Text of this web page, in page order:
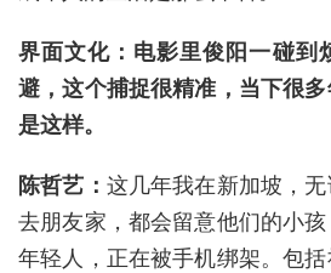
界面文化：电影里俊阳一碰到
避，这个捕捉很精准，当下很
是这样。
陈哲艺： 这几年我在新加坡，
去朋友家，都会留意他们的小
年轻人，正在被手机绑架。包